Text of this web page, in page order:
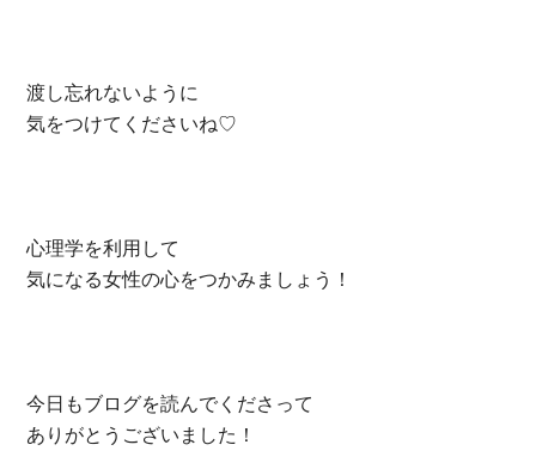
渡し忘れないように
気をつけてくださいね♡
心理学を利用して
気になる女性の心をつかみましょう！
今日もブログを読んでくださって
ありがとうございました！